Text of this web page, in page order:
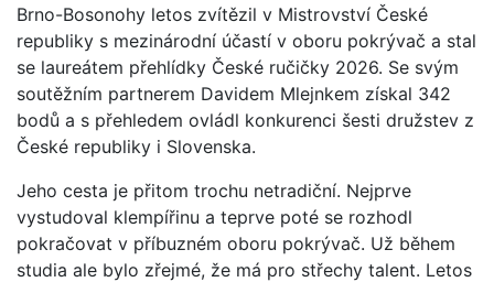
Brno-Bosonohy letos zvítězil v Mistrovství České
republiky s mezinárodní účastí v oboru pokrývač a stal
se laureátem přehlídky České ručičky 2026. Se svým
soutěžním partnerem Davidem Mlejnkem získal 342
bodů a s přehledem ovládl konkurenci šesti družstev z
České republiky i Slovenska.
Jeho cesta je přitom trochu netradiční. Nejprve
vystudoval klempířinu a teprve poté se rozhodl
pokračovat v příbuzném oboru pokrývač. Už během
studia ale bylo zřejmé, že má pro střechy talent. Letos